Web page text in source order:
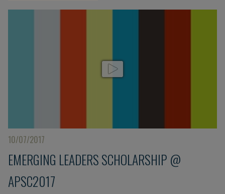
10/07/2017
EMERGING LEADERS SCHOLARSHIP @
APSC2017